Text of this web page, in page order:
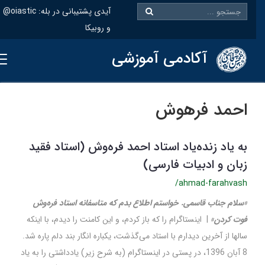
@oiastic :آیدی پشتیبانی در بله
و روبیکا
آکادمی آموزشی
احمد فرهوش
به یاد زنده‌یاد استاد احمد فره‌وش (استاد فقید
زبان و ادبیات فارسی)
/ahmad-farahvash
«سلام جناب قاسمی. خواستم اطلاع بدم که متاسفانه استاد فره‌وش
فوت کردن»| اینستاگرام را که باز کردم، و این کامنت را دیدم، با اینکه
سالها از آخرین دیدارم با استاد می‌گذشت، یکباره انگار بند دلم پاره شد.
8 آبان 1396، در پستی در اینستاگرام (به شرح زیر) یادداشتی را به یاد